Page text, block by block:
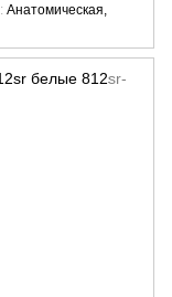
Анатомическая,